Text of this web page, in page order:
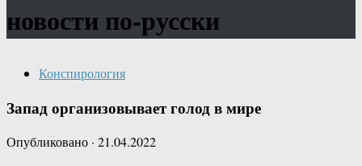
новости по-русски
Конспирология
Запад организовывает голод в мире
Опубликовано · 21.04.2022